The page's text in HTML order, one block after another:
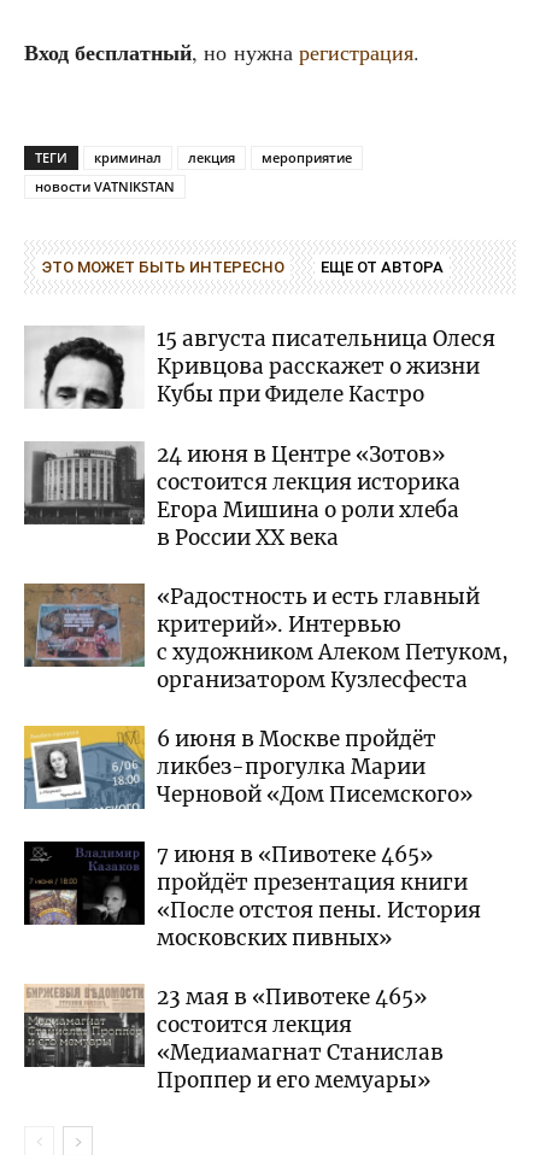
Вход бес­плат­ный, но нуж­на реги­стра­ция.
ТЕГИ криминал лекция
мероприятие
новости VATNIKSTAN
ЭТО МОЖЕТ БЫТЬ ИНТЕРЕСНО ЕЩЕ ОТ АВТОРА
15 августа писательница Олеся
Кривцова расскажет о жизни
Кубы при Фиделе Кастро
24 июня в Центре «Зотов»
состоится лекция историка
Егора Мишина о роли хлеба
в России XX века
«Радостность и есть главный
критерий». Интервью
с художником Алеком Петуком,
организатором Кузлесфеста
6 июня в Москве пройдёт
ликбез-прогулка Марии
Черновой «Дом Писемского»
7 июня в «Пивотеке 465»
пройдёт презентация книги
«После отстоя пены. История
московских пивных»
23 мая в «Пивотеке 465»
состоится лекция
«Медиамагнат Станислав
Проппер и его мемуары»